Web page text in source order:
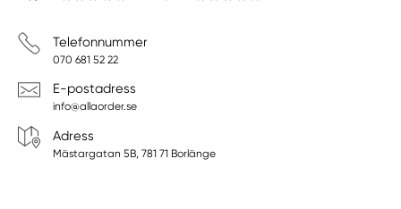
Telefonnummer
070 681 52 22
E-postadress
info@allaorder.se
Adress
Mästargatan 5B, 781 71 Borlänge